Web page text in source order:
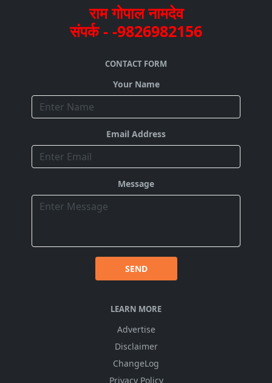
राम गोपाल नामदेव
संपर्क - -9826982156
CONTACT FORM
Your Name
Email Address
Message
SEND
LEARN MORE
Advertise
Disclaimer
ChangeLog
Privacy Policy